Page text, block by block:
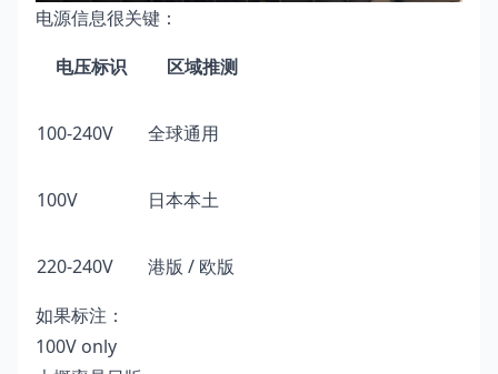
电源信息很关键：
电压标识
区域推测
100-240V 全球通用
100V 日本本土
220-240V
港版 / 欧版
如果标注：
100V only